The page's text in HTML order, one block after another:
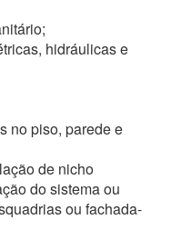
hidráulicas e
no piso, parede e
de nicho
do sistema ou
ou fachada-